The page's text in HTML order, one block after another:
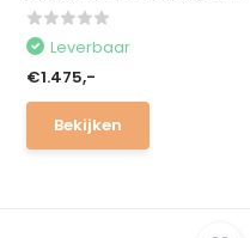
Leverbaar
€1.475,-
Bekijken